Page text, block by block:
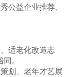
公益企业推荐、
适老化改造志
。
划、老年才艺展